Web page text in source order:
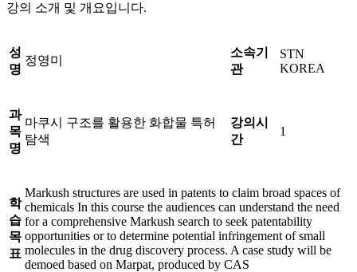
강의 소개 및 개요입니다.
성
명
정영미
소속기
관
STN
KOREA
과
목
명
마쿠시 구조를 활용한 화합물 특허
탐색
강의시
간
1
학
습
목
표
Markush structures are used in patents to claim broad spaces of
chemicals In this course the audiences can understand the need
for a comprehensive Markush search to seek patentability
opportunities or to determine potential infringement of small
molecules in the drug discovery process. A case study will be
demoed based on Marpat, produced by CAS